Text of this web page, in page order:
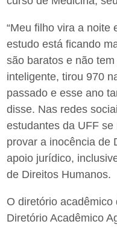
“Meu filho vira a noite
estudo está ficando
são baratos e não
inteligente, tirou 970
passado e esse ano
disse. Nas redes
estudantes da UFF
provar a inocência de
apoio jurídico,
de Direitos Humanos.
O diretório
Diretório Acadêmico